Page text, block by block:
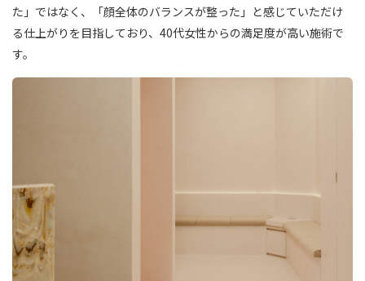
た」ではなく、「顔全体のバランスが整った」と感じていただけ
る仕上がりを目指しており、40代女性からの満足度が高い施術で
す。